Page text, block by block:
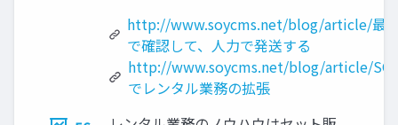
http://www.soycms.net/blog/article/最
で確認して、人力で発送する
http://www.soycms.net/blog/article/
でレンタル業務の拡張